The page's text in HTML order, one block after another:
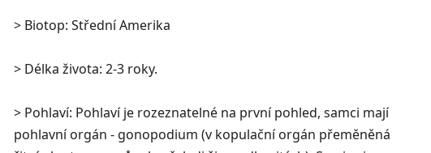
> Biotop: Střední Amerika
> Délka života: 2-3 roky.
> Pohlaví: Pohlaví je rozeznatelné na první pohled, samci mají
pohlavní orgán - gonopodium (v kopulační orgán přeměněná